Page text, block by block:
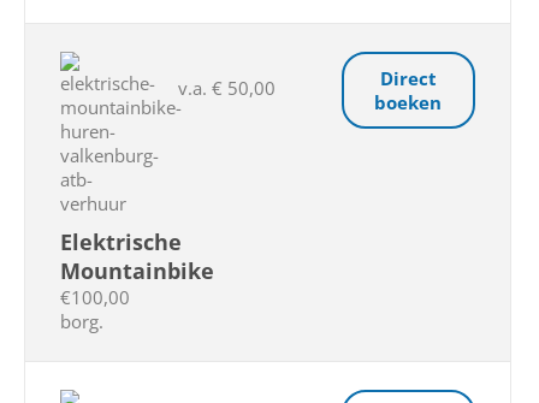
Elektrische
Mountainbike
€100,00
borg.
v.a. € 50,00
Direct
boeken